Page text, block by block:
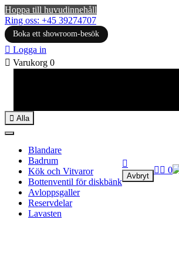
Hoppa till huvudinnehåll
Ring oss: +45 39274707
Boka ett showroom-besök
 Logga in
 Varukorg 0
 Alla
Blandare
Badrum
Kök och Vitvaror
Bottenventil för diskbänk
Avloppsgaller
Reservdelar
Lavasten

Avbryt
  0